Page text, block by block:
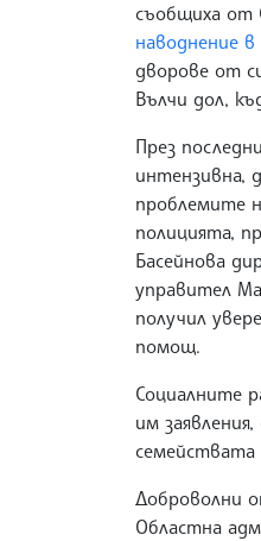
съобщиха от
наводнение
дворове от
Вълчи дол,
През
интензивна,
проблемите
полицията,
Басейнова
управител
получил
помощ.
Социалните
им
Доброволни
Областна